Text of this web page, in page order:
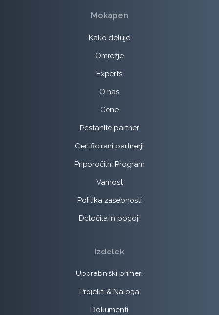
Mokapen
Kako deluje
Omrežje
Experts
O nas
Cene
Postanite partner
Certificirani partnerji
Priporočilni Program
Varnost
Politika zasebnosti
Določila in pogoji
Izdelek
Uporabniški primeri
Projekti & Naloga
Dokumenti